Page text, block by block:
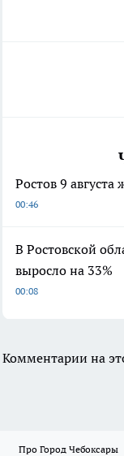
Ростов 9 августа
00:46
В Ростовской
выросло на 33%
00:08
Комментарии на
Про Город Чебоксары